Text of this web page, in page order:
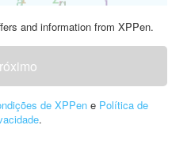
and information from XPPen.
de XPPene Política de
.